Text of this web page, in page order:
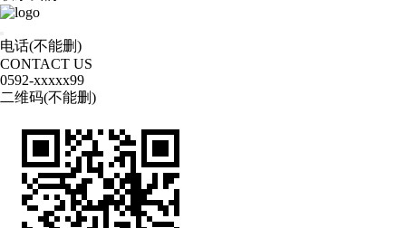
电话(不能删)
CONTACT US
0592-xxxxx99
二维码(不能删)